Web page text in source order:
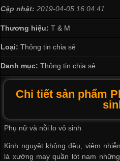
Cập nhật: 2019-04-05 16:04:41
Thương hiệu: T & M
Loại: Thông tin chia sẻ
Danh mục: Thông tin chia sẻ
Chi tiết sản phẩm
Phụ nữ và nỗi lo vô sinh
Kinh nguyệt không đều, viêm
là xưởng may quần lót nam